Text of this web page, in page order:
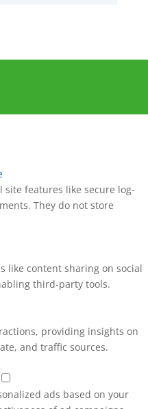
site features like secure log-
They do not store
like content sharing on social
third-party tools.
providing insights on
and traffic sources.
ads based on your